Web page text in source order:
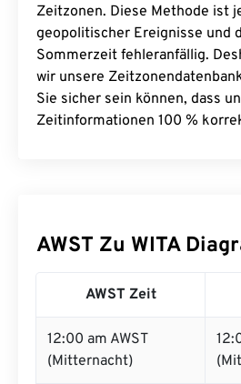
Zeitzonen. Diese Methode ist
geopolitischer Ereignisse und
Sommerzeit fehleranfällig.
wir unsere
Sie sicher sein können, dass
Zeitinformationen 100 %
AWST Zu WITA
AWST Zeit
12:00 am AWST
(Mitternacht)